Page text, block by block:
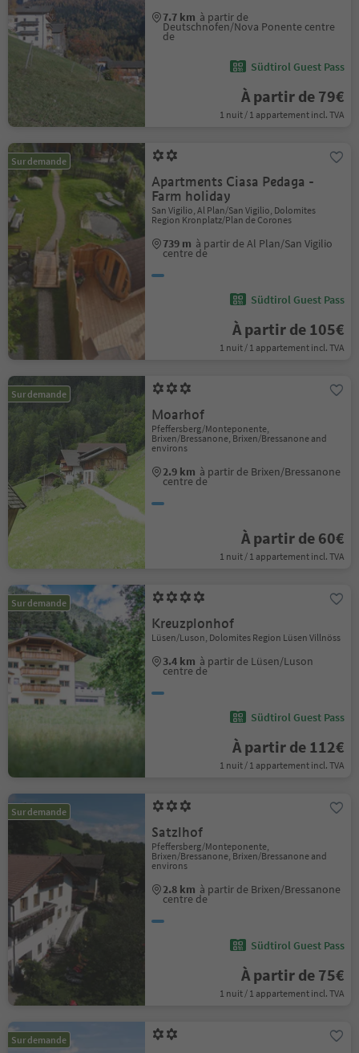
7.7 km à partir de
Deutschnofen/Nova Ponente centre
de
Südtirol Guest Pass
À partir de 79€
1 nuit / 1 appartement incl. TVA
Sur demande
Apartments Ciasa Pedaga -
Farm holiday
San Vigilio, Al Plan/San Vigilio, Dolomites
Region Kronplatz/Plan de Corones
739 m à partir de Al Plan/San Vigilio
centre de
Südtirol Guest Pass
À partir de 105€
1 nuit / 1 appartement incl. TVA
Sur demande
Moarhof
Pfeffersberg/Monteponente,
Brixen/Bressanone, Brixen/Bressanone and
environs
2.9 km à partir de Brixen/Bressanone
centre de
À partir de 60€
1 nuit / 1 appartement incl. TVA
Sur demande
Kreuzplonhof
Lüsen/Luson, Dolomites Region Lüsen Villnöss
3.4 km à partir de Lüsen/Luson
centre de
Südtirol Guest Pass
À partir de 112€
1 nuit / 1 appartement incl. TVA
Sur demande
Satzlhof
Pfeffersberg/Monteponente,
Brixen/Bressanone, Brixen/Bressanone and
environs
2.8 km à partir de Brixen/Bressanone
centre de
Südtirol Guest Pass
À partir de 75€
1 nuit / 1 appartement incl. TVA
Sur demande